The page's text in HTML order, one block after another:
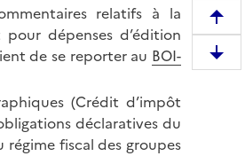
relatifs à la
dépenses d’édition
de se reporter au BOI-
(Crédit d’impôt
déclaratives du
fiscal des groupes
e
m
D